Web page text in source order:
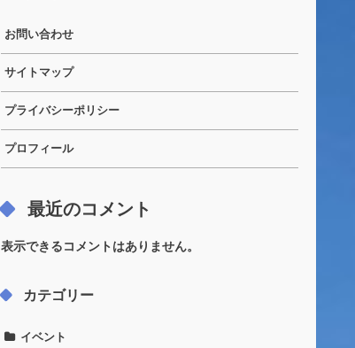
お問い合わせ
サイトマップ
プライバシーポリシー
プロフィール
最近のコメント
表示できるコメントはありません。
カテゴリー
イベント